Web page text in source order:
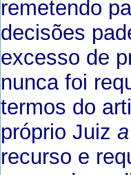
remetendo
decisões
excesso de
nunca foi
termos do
próprio Juiz
recurso e